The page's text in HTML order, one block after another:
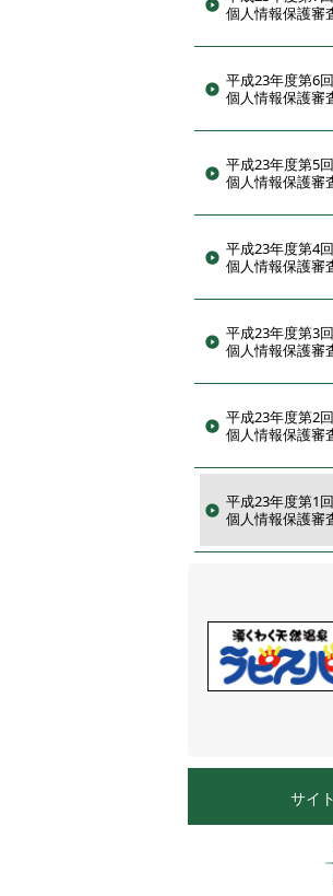
個人情報保護審
平成23年度第6
個人情報保護審
平成23年度第5
個人情報保護審
平成23年度第4
個人情報保護審
平成23年度第3
個人情報保護審
平成23年度第2
個人情報保護審
平成23年度第1
個人情報保護審
サイ